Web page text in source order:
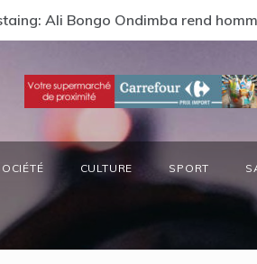
la réunion annuelle du
CULTURE SPORT